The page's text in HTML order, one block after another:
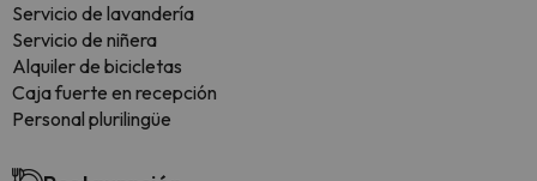
Servicio de lavandería
Servicio de niñera
Alquiler de bicicletas
Caja fuerte en recepción
Personal plurilingüe